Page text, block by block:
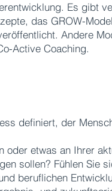
Es gibt
das GROW-
Andere
Active Coaching.
definiert, der
etwas an Ihrer
sollen? Fühlen Sie
beruflichen